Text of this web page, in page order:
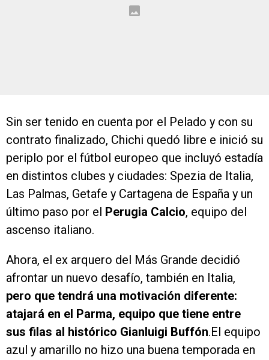
Sin ser tenido en cuenta por el Pelado y con su
contrato finalizado, Chichi quedó libre e inició su
periplo por el fútbol europeo que incluyó estadía
en distintos clubes y ciudades: Spezia de Italia,
Las Palmas, Getafe y Cartagena de España y un
último paso por el Perugia Calcio, equipo del
ascenso italiano.
Ahora, el ex arquero del Más Grande decidió
afrontar un nuevo desafío, también en Italia,
pero que tendrá una motivación diferente:
atajará en el Parma, equipo que tiene entre
sus filas al histórico Gianluigi Buffón.El equipo
azul y amarillo no hizo una buena temporada en